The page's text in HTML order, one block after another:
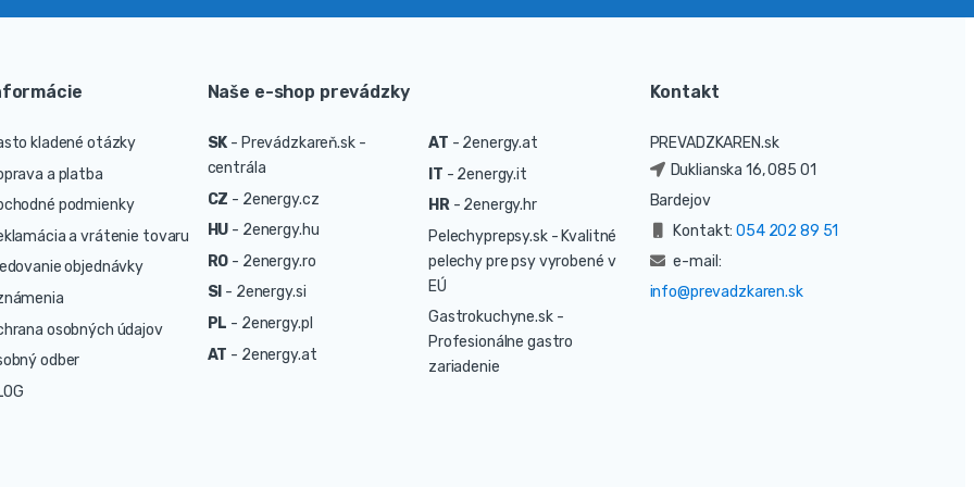
kladené otázky
a platba
podmienky
a vrátenie tovaru
objednávky
osobných údajov
odber
Naše e-shop prevádzky
SK - Prevádzkareň.sk -
centrála
CZ - 2energy.cz
HU - 2energy.hu
RO - 2energy.ro
SI - 2energy.si
PL - 2energy.pl
AT - 2energy.at
AT - 2energy.at
IT - 2energy.it
HR- 2energy.hr
Pelechyprepsy.sk - Kvalitné
pelechy pre psy vyrobené v
EÚ
Gastrokuchyne.sk -
Profesionálne gastro
zariadenie
Kontakt
PREVADZKAREN.sk
Duklianska 16, 085 01
Bardejov
Kontakt:054 202 89 51
e-mail:
info@prevadzkaren.sk